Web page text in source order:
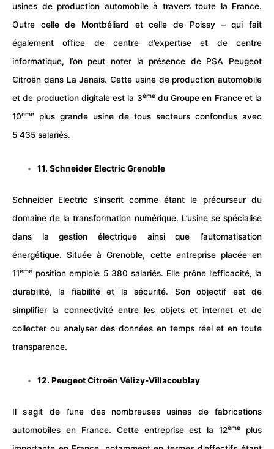
usines de production automobile à travers toute la France.
Outre celle de Montbéliard et celle de Poissy – qui fait
également office de centre d’expertise et de centre
informatique, l’on peut noter la présence de PSA Peugeot
Citroën dans La Janais. Cette usine de production automobile
et de production digitale est la 3èmedu Groupe en France et la
10ème
plus grande usine de tous secteurs confondus avec
5 435 salariés.
11. Schneider Electric Grenoble
Schneider Electric s’inscrit comme étant le précurseur du
domaine de la transformation numérique. L’usine se spécialise
dans la gestion électrique ainsi que l’automatisation
énergétique. Située à Grenoble, cette entreprise placée en
11ème position emploie 5 380 salariés. Elle prône l’efficacité, la
durabilité, la fiabilité et la sécurité. Son objectif est de
simplifier la connectivité entre les objets et internet et de
collecter ou analyser des données en temps réel et en toute
transparence.
12. Peugeot Citroën Vélizy-Villacoublay
Il s’agit de l’une des nombreuses usines de fabrications
automobiles en France. Cette entreprise est la 12ème
plus